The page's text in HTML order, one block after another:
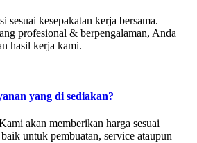
sesuai kesepakatan kerja bersama.
profesional & berpengalaman, Anda
hasil kerja kami.
yang di sediakan?
akan memberikan harga sesuai
untuk pembuatan, service ataupun